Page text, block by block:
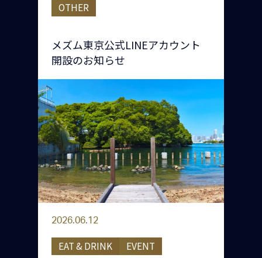
OTHER
メズム東京公式LINEアカウント
開設のお知らせ
2026.06.12
EAT & DRINK EVENT